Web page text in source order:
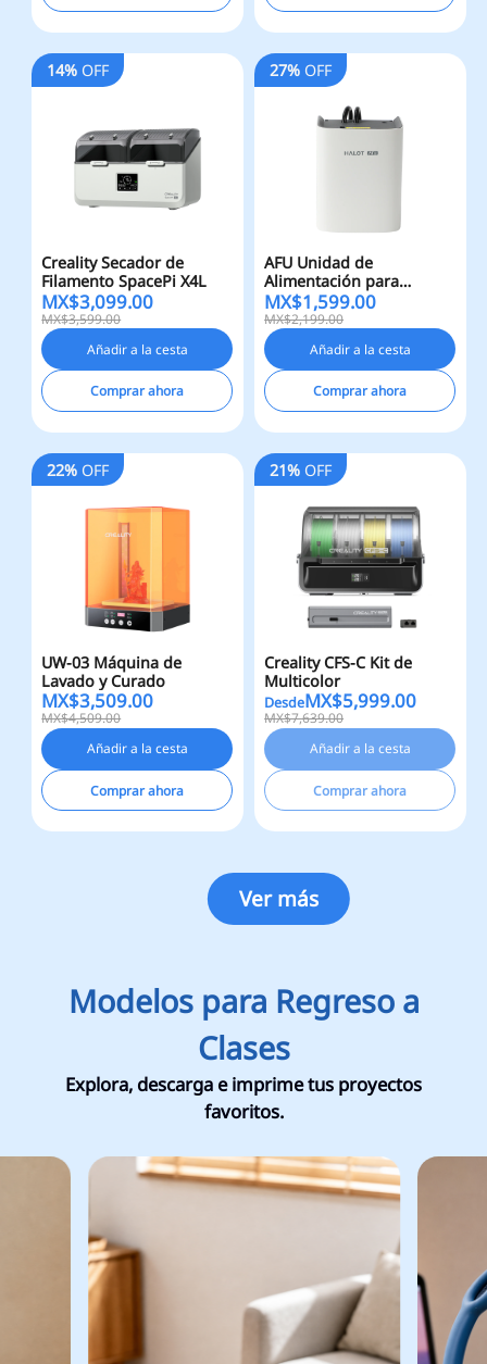
14% OFF
Creality Secador de
Filamento SpacePi X4L
MX$3,099.00
MX$3,599.00
Añadir a la cesta
Comprar ahora
27%OFF
AFU Unidad de
Alimentación para
HALOT-X1
MX$1,599.00
MX$2,199.00
Añadir a la cesta
Comprar ahora
22% OFF
UW-03 Máquina de
Lavado y Curado
MX$3,509.00
MX$4,509.00
Añadir a la cesta
Comprar ahora
21%OFF
Creality CFS-C Kit de
Multicolor
DesdeMX$5,999.00
MX$7,639.00
Añadir a la cesta
Comprar ahora
Ver más